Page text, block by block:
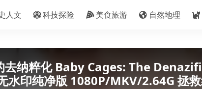
人文 科技探险 美食旅游 自然地理
去纳粹化 Baby Cages: The
水印纯净版 1080P/MKV/2.64G 拯